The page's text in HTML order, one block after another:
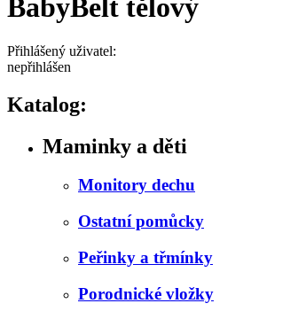
BabyBelt tělový
Přihlášený uživatel:
nepřihlášen
Katalog:
Maminky a děti
Monitory dechu
Ostatní pomůcky
Peřinky a třmínky
Porodnické vložky